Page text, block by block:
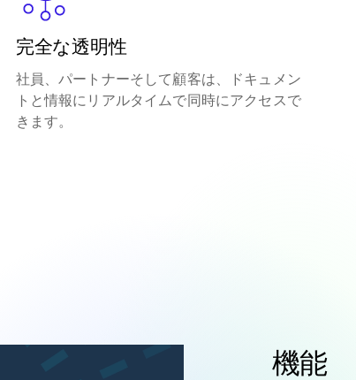
完全な透明性
社員、パートナーそして顧客は、ドキュメン
トと情報にリアルタイムで同時にアクセスで
きます。
機能